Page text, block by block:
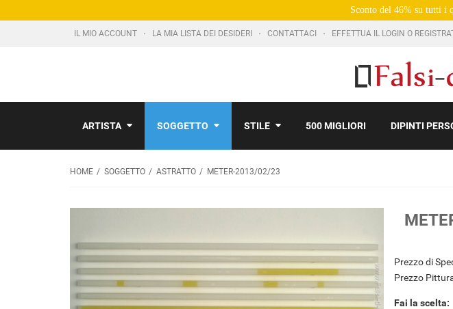
Sconto del 46% su tutti i
IL MIO ACCOUNT LA MIA LISTA DEI DESIDERI CONTATTACI EFFETTUA IL LOGIN O
ARTISTA SOGGETTO STILE 500 MIGLIORI DIPINTI
HOME SOGGETTO ASTRATTO METER-2013/02/23
Prezzo di
Prezzo
Fai la scelta: